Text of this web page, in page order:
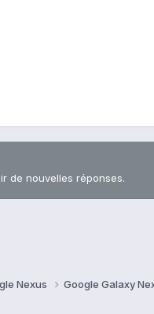
de nouvelles réponses.
Nexus Google Galaxy